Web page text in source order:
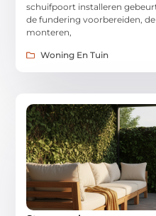
schuifpoort installeren
de fundering voorbereiden,
monteren,
Woning En Tuin